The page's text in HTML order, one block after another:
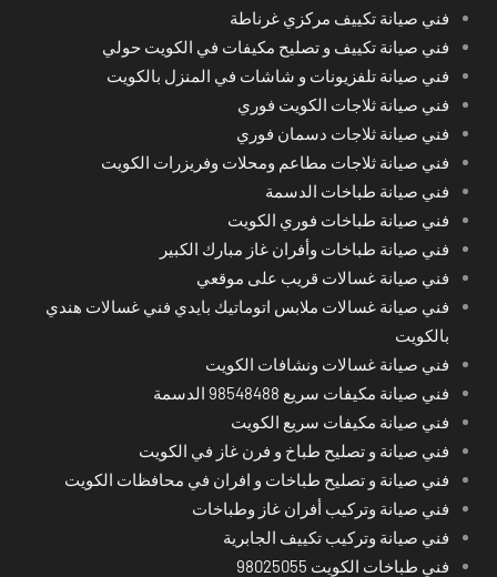
فني صيانة تكييف مركزي غرناطة
فني صيانة تكييف و تصليح مكيفات في الكويت حولي
فني صيانة تلفزيونات و شاشات في المنزل بالكويت
فني صيانة ثلاجات الكويت فوري
فني صيانة ثلاجات دسمان فوري
فني صيانة ثلاجات مطاعم ومحلات وفريزرات الكويت
فني صيانة طباخات الدسمة
فني صيانة طباخات فوري الكويت
فني صيانة طباخات وأفران غاز مبارك الكبير
فني صيانة غسالات قريب على موقعي
فني صيانة غسالات ملابس اتوماتيك بايدي فني غسالات هندي
بالكويت
فني صيانة غسالات ونشافات الكويت
فني صيانة مكيفات سريع 98548488 الدسمة
فني صيانة مكيفات سريع الكويت
فني صيانة و تصليح طباخ و فرن غاز في الكويت
فني صيانة و تصليح طباخات و افران في محافظات الكويت
فني صيانة وتركيب أفران غاز وطباخات
فني صيانة وتركيب تكييف الجابرية
فني طباخات الكويت 98025055